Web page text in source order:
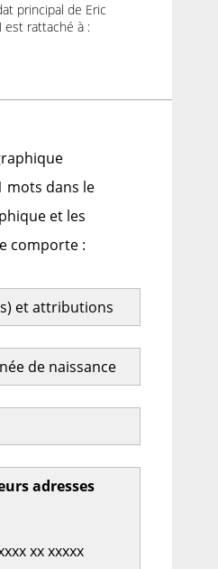
principal de Eric
est rattaché à :
mots dans le
et les
comporte :
et attributions
de naissance
adresses
xx xxxxx